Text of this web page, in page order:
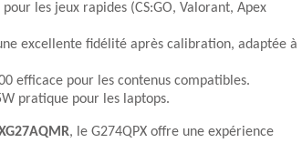
les jeux rapides (CS:GO, Valorant, Apex
excellente fidélité après calibration, adaptée à
efficace pour les contenus compatibles.
pratique pour les laptops.
, le G274QPX offre une expérience